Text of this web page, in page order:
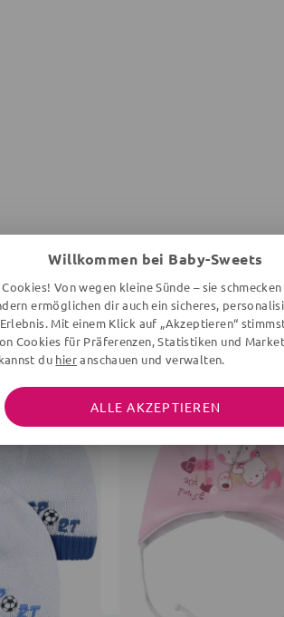
ARTIKEL DER
Willkommen bei Baby-Sweets
Von wegen kleine Sünde – sie
ermöglichen dir auch ein sicheres,
Mit einem Klick auf „Akzeptieren“
Cookies für Präferenzen, Statistiken und
du hieranschauen und verwalten.
ALLE AKZEPTIEREN